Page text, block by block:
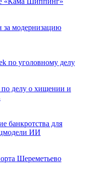
за модернизацию
по уголовному делу
по делу о хищении и
банкротства для
ИИ
Шереметьево